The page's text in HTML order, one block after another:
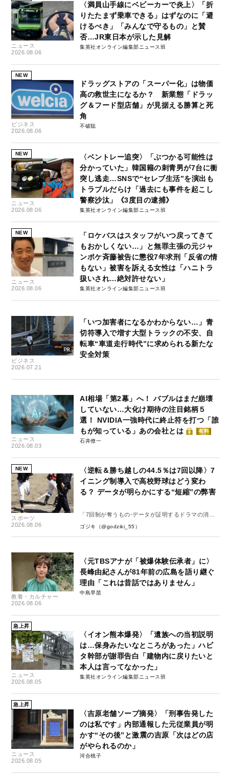
ニュース
2026.08.06
〈満員山手線にベビーカーで炎上〉「折
りたたまず乗車できる」はずなのに「避
けるべき」「みんなで守るもの」と賛
否…JR東日本が示した見解
集英社オンライン編集部ニュース班
NEW
ビジネス
2026.08.06
ドラッグストアの「スーパー化」は物価
高の救世主になるか？ 新業態「ドラッ
グ＆フード型店舗」が見据える勝算と死
角
不破聡
NEW
ニュース
2026.08.06
〈ベントレー追突〉「ぶつかる可能性は
分かっていた」韓国籍の刺青男が7台に衝
突し逃走…SNSで“セレブ生活”を演出も
トラブルだらけ「過去にも事件を起こし
警察沙汰」《3度目の逮捕》
集英社オンライン編集部ニュース班
NEW
ニュース
2026.08.06
「ロケバスはスタッフがいつ戻ってきて
もおかしくない…」と無罪主張の元ジャ
ンポケ斉藤被告に懲役7年求刑「反省の情
もない」被害を訴える女性は「ハニトラ
扱いされ…絶対許せない」
集英社オンライン編集部ニュース班
ビジネス
2026.07.21
「いつ加害者になるかわからない…」青
切符導入で増す大型トラックの不安、自
転車“車道走行時代”に求められる新たな
安全対策
ニュース
2026.08.03
AI相場「第2幕」へ！ バブルはまだ崩壊
していない…大化け期待の注目銘柄５
選！ NVIDIA一強時代に終止符を打つ「誰
もが知っている」あの会社とは
有料
石井僚一
NEW
スポーツ
2026.08.06
〈逆転＆勝ち越しの44.5％は7回以降〉7
イニング制導入で高校野球はどう変わ
る？ データが明らかにする“短縮”の弊害
「7回制が奪うもの-データが証明するドラマの消
失-」
ゴジキ（@godziki_55）
教養・カルチャー
2026.08.06
〈元TBSアナが「被爆体験伝承者」に〉
長峰由紀さんが81年前の広島を語り継ぐ
理由「これは昔話ではありません」
中島早苗
急上昇
ニュース
2026.08.05
〈イオン熊本爆発〉「遺族への当初説明
は…保身みたいなところがあった」ハビ
タ幹部が謝罪告白「建物内に戻りたいと
本人は言ってなかった」
集英社オンライン編集部ニュース班
急上昇
ニュース
2026.08.05
〈吉原老舗ソープ摘発〉「刑事告発した
のは私です」内部通報した元従業員が明
かす“その後”と激震の吉原「次はどの店
がやられるのか」
河合桃子